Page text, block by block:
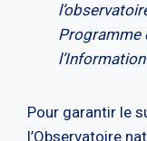
Programme
Pour garantir le
l’Observatoire